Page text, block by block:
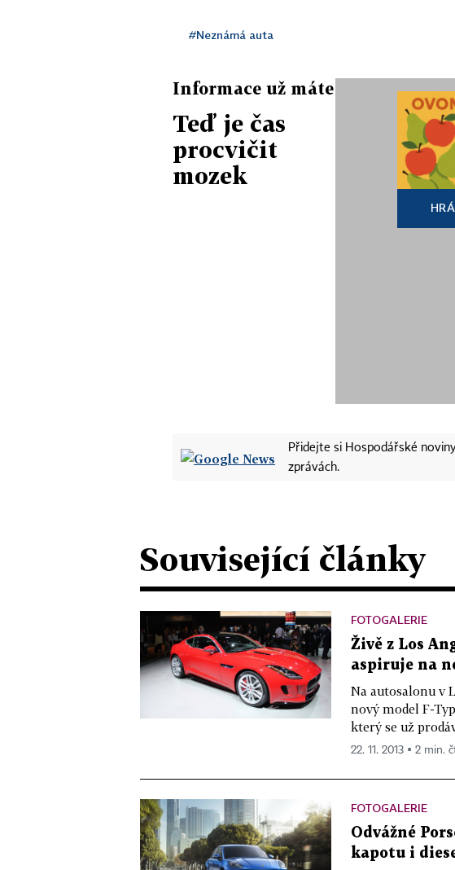
#Neznámá auta
Informace už máte
Teď je čas
procvičit
mozek
Přidejte si Hospodářské
zprávách.
Související články
FOTOGALERIE
Živě z Los
aspiruje na
Na autosalonu v
nový model F-
který se už
22. 11. 2013 ▪ 2 min.
FOTOGALERIE
Odvážné
kapotu i